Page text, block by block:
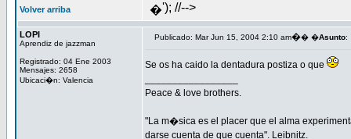
Volver arriba �'); //-->
LOPI
Aprendiz de jazzman
Registrado: 04 Ene 2003
Mensajes: 2658
Ubicaci�n: Valencia
Publicado: Mar Jun 15, 2004 2:10 am�� �Asunto:
Se os ha caido la dentadura postiza o que
Peace & love brothers.
"La m�sica es el placer que el alma
darse cuenta de que cuenta". Leibnitz.